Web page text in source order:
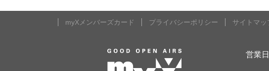
myXメンバーズカード プライバシーポリシー サイトマッ
営業